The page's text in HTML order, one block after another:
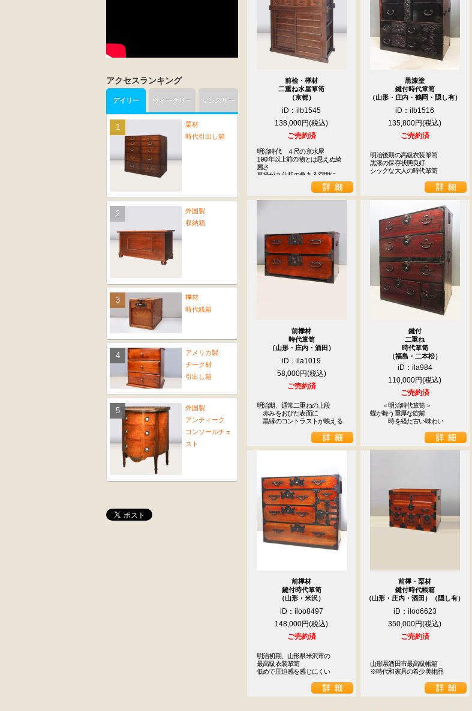
前桧・﨔材
二重ね水屋箪笥
（京都）
iD：ilb1545
138,000円
ご売約済
明治時代　４尺の京水屋
100年以上前の物とは思えぬ綺
麗さ
貫禄があり和の趣ある空間に
黒漆塗
鍵付時代箪笥
（山形・庄内・鶴岡・隠し有）
iD：ilb1516
135,800円
ご売約済
明治後期の高級衣装箪笥
黒漆の保存状態良好
シックな大人の時代箪笥
前﨔材
時代箪笥
（山形・庄内・酒田）
iD：ila1019
58,000円
ご売約済
明治期、通常二重ねの上段
赤みをおびた表面に
黒縁のコントラストが映える
鍵付
二重ね
時代箪笥
（福島・二本松）
iD：ila984
110,000円
ご売約済
＜明治時代箪笥＞
蝶が舞う重厚な錠前
時を経た古い味わい
前﨔材
鍵付時代箪笥
（山形・米沢）
iD：iloo8497
148,000円
ご売約済
明治初期、山形県米沢市の
最高級衣装箪笥
低めで圧迫感を感じにくい
前﨔・栗材
鍵付時代帳箱
（山形・庄内・酒田）（隠し有）
iD：iloo6623
350,000円
ご売約済
山形県酒田市最高級帳箱
※時代和家具の希少美術品
アクセスランキング
デイリー
栗材
時代引出し箱
外国製
収納箱
﨔材
時代銭箱
アメリカ製
チーク材
引出し箱
外国製
アンティーク
コンソールチェ
スト
ウィークリー マンスリー